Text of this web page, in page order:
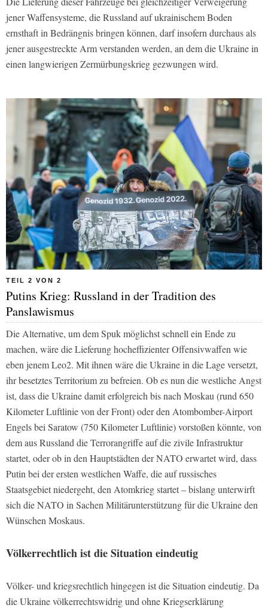
jener Waffensysteme, die Russland auf ukrainischem Boden
ernsthaft in Bedrängnis bringen können, darf insofern durchaus als
jener ausgestreckte Arm verstanden werden, an dem die Ukraine in
einen langwierigen Zermürbungskrieg gezwungen wird.
TEIL 2 VON 2
Putins Krieg: Russland in der Tradition des
Panslawismus
Die Alternative, um dem Spuk möglichst schnell ein Ende zu
machen, wäre die Lieferung hocheffizienter Offensivwaffen wie
eben jenem Leo2. Mit ihnen wäre die Ukraine in die Lage versetzt,
ihr besetztes Territorium zu befreien. Ob es nun die westliche Angst
ist, dass die Ukraine damit erfolgreich bis nach Moskau (rund 650
Kilometer Luftlinie von der Front) oder den Atombomber-Airport
Engels bei Saratow (750 Kilometer Luftlinie) vorstoßen könnte, von
dem aus Russland die Terrorangriffe auf die zivile Infrastruktur
startet, oder ob in den Hauptstädten der NATO erwartet wird, dass
Putin bei der ersten westlichen Waffe, die auf russisches
Staatsgebiet niedergeht, den Atomkrieg startet – bislang unterwirft
sich die NATO in Sachen Militärunterstützung für die Ukraine den
Wünschen Moskaus.
Völkerrechtlich ist die Situation eindeutig
Völker- und kriegsrechtlich hingegen ist die Situation eindeutig. Da
die Ukraine völkerrechtswidrig und ohne Kriegserklärung